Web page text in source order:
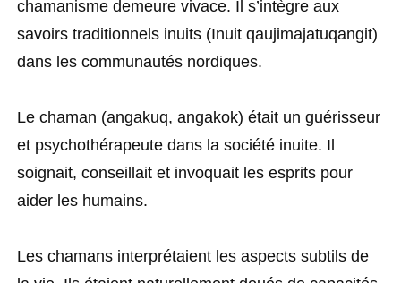
chamanisme demeure vivace. Il s’intègre aux
savoirs traditionnels inuits (Inuit qaujimajatuqangit)
dans les communautés nordiques.
Le chaman (angakuq, angakok) était un guérisseur
et psychothérapeute dans la société inuite. Il
soignait, conseillait et invoquait les esprits pour
aider les humains.
Les chamans interprétaient les aspects subtils de